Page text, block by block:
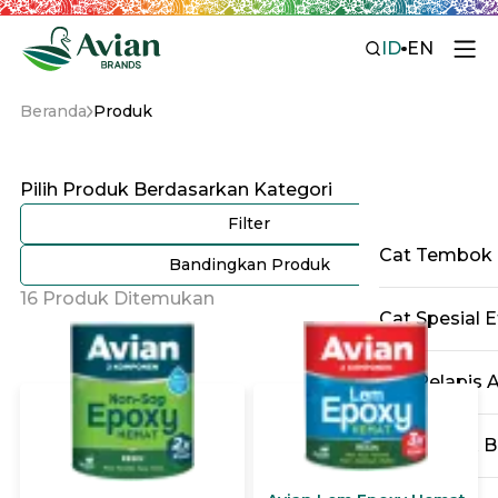
ID EN
Beranda Produk
Pilih Produk Berdasarkan Kategori
Filter
Cat Tembok
Cat Spesial
Cat Pelapis
Cat Kayu &
16 Produk Ditemukan
Bandingkan Produk